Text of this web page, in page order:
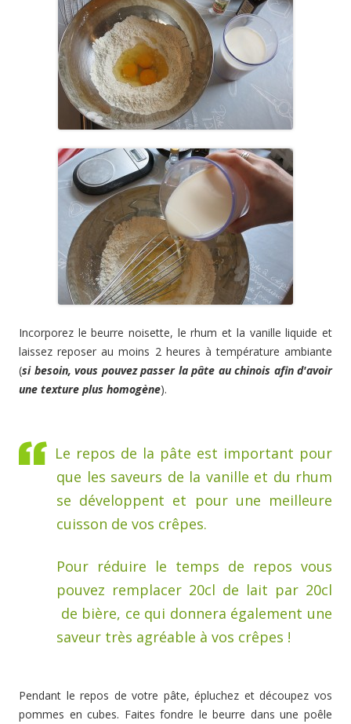
Incorporez le beurre noisette, le rhum et la vanille liquide et
laissez reposer au moins 2 heures à température ambiante
(si besoin, vous pouvez passer la pâte au chinois afin d'avoir
une texture plus homogène).
Le repos de la pâte est important pour
que les saveurs de la vanille et du rhum
se développent et pour une meilleure
cuisson de vos crêpes.
Pour réduire le temps de repos vous
pouvez remplacer 20cl de lait par 20cl
de bière, ce qui donnera également une
saveur très agréable à vos crêpes !
Pendant le repos de votre pâte, épluchez et découpez vos
pommes en cubes. Faites fondre le beurre dans une poêle